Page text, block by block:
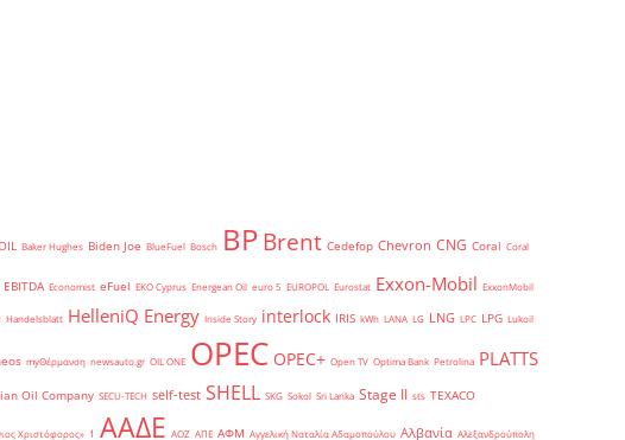
Baker Hughes Biden Joe BlueFuel Bosch BPBrent Cedefop Chevron CNG Coral Coral
EBITDA Economist eFuel EKO Cyprus Energean Oil euro 5 EUROPOL Eurostat Exxon-Mobil ExxonMobil
Handelsblatt HelleniQ Energy Inside Story interlock IRIS kWh LANA LG LNG LPC LPG Lukoil
myΘέρμανση newsauto.gr OIL ONE OPEC OPEC+ Open TV Optima Bank Petrolina PLATTS
Oil Company SECU-TECH self-test SHELL SKG Sokol Sri Lanka Stage II sts TEXACO
Χριστόφορος» ΄1 ΑΑΔΕ ΑΟΖ ΑΠΕ ΑΦΜ Αγγελική Ναταλία Αδαμοπούλου Αλβανία Αλεξανδρούπολη